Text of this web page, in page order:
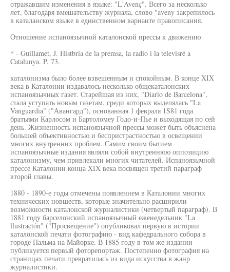
отражавшим изменения в языке: "L'Avenç". Всего за несколько
лет, благодаря вмешательству журнала, слово "aveny закрепилось
в каталанском языке в единственном варианте правописания.
Отношение испаноязычной каталонской прессы к движению
* - Guillamet, J. Histbria de la premsa, la radio i la televisré a
Catalunya. P. 73.
каталонизма было более взвешенным и спокойным. В конце XIX
века в Каталонии издавалось несколько общекаталонских
испаноязычных газет. Старейшая из них, "Diario de Barcelona",
стала уступать новым газетам, среди которых выделялась "La
Vanguardia" ("Авангард"), основанная 1 февраля 1S81 года
братьями Карлосом и Бартоломеу Годо-и-Пье и выходящая по сей
день. Жизненность испаноязычной прессы может быть объяснена
большей объективностью и беспристрастностью в освещении
многих внутренних проблем. Самим своим бытием
испаноязычные издания являли собой внутреннюю оппозицию
каталонизму, чем привлекали многих читателей. Испаноязычной
прессе Каталонии конца XIX века посвящен третий параграф
второй главы.
1880 - 1890-е годы отмечены появлением в Каталонии многих
технических новшеств, которые значительно расширили
возможности каталонской журналистики (четвертый параграф). В
1881 году барселонский испаноязычный еженедельник "La
llustractón" ("Просвещение") опубликовал первую в истории
каталонской печати фотографию - вид кафедрального собора в
городе Пальма на Майорке. В 1885 году в том же издании
публикуется первый фоторепортаж. Постепенно фотография на
страницах печати превратилась из вида искусства в жанр
журналистики.